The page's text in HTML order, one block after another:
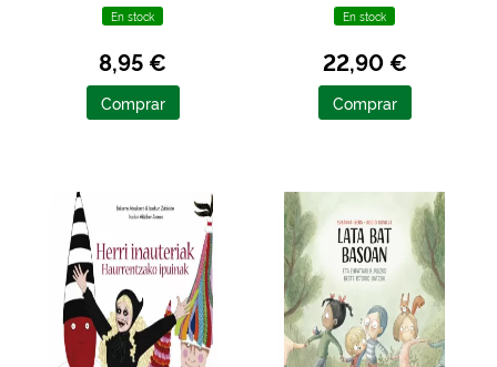
En stock
8,95 €
Comprar
En stock
22,90 €
Comprar